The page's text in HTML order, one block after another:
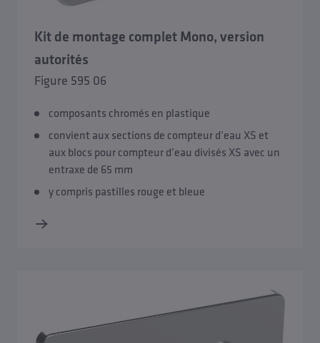
Kit de montage complet Mono, version
autorités
Figure 595 06
composants chromés en plastique
convient aux sections de compteur d’eau XS et
aux blocs pour compteur d’eau divisés XS avec un
entraxe de 65 mm
y compris pastilles rouge et bleue